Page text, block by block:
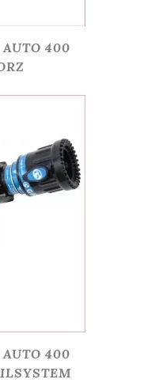
AUTO 400
AUTO 400